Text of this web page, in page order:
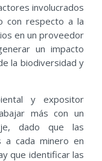
involucrados
con respecto a la
en un proveedor
un impacto
la biodiversidad y
y expositor
más con un
dado que las
a cada minero en
que identificar las